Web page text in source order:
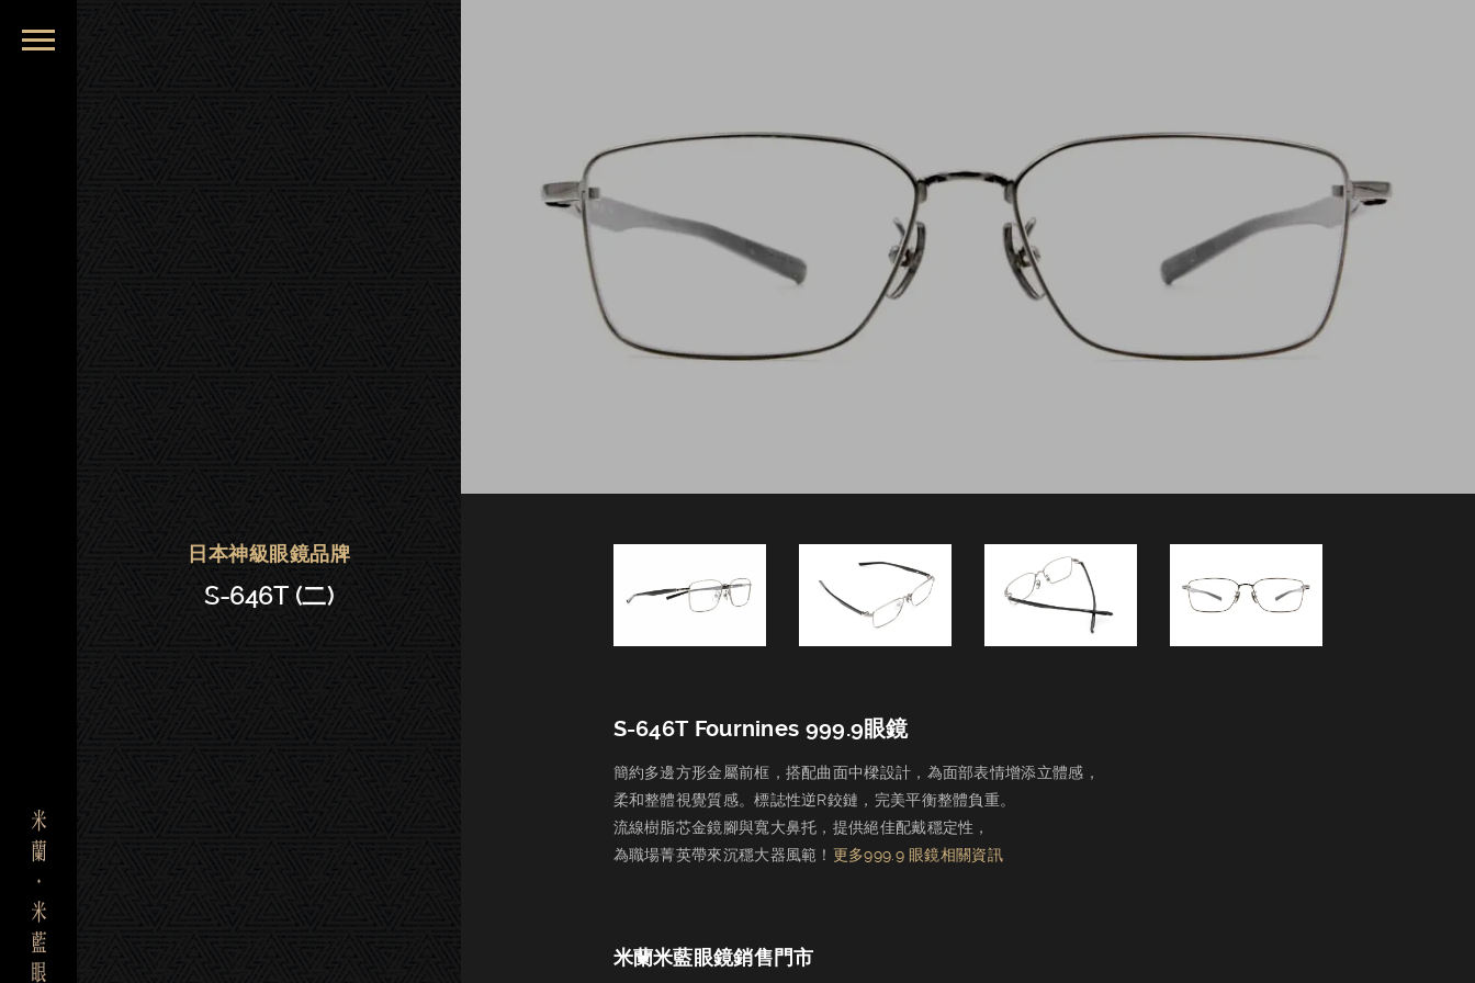
Fournines 999.9眼鏡 | 大安．晶華．台中－S-646T (二)
日本神級眼鏡品牌
S-646T (二)
S-646T Fournines 999.9眼鏡
簡約多邊方形金屬前框，搭配曲面中樑設計，為面部表情增添立體感，
柔和整體視覺質感。標誌性逆R鉸鏈，完美平衡整體負重。
流線樹脂芯金鏡腳與寬大鼻托，提供絕佳配戴穩定性，
為職場菁英帶來沉穩大器風範！ 更多999.9 眼鏡相關資訊
米蘭米藍眼鏡銷售門市